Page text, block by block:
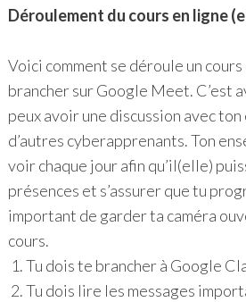
Déroulement du cours en ligne
Voici comment se déroule un
brancher sur Google Meet. C’est
peux avoir une discussion avec
d’autres cyberapprenants. Ton
voir chaque jour afin qu’il(elle)
présences et s’assurer que tu
important de garder ta caméra
cours.
Tu dois te brancher à Google
Tu dois lire les messages